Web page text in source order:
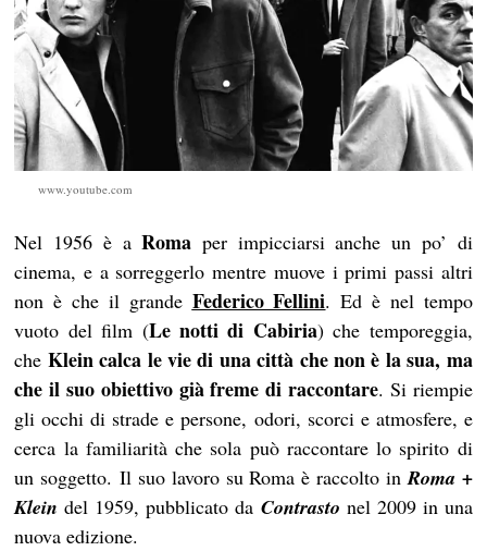
www.youtube.com
Nel 1956 è aRoma per impicciarsi anche un po’ di
cinema, e a sorreggerlo mentre muove i primi passi altri
non è che il grande Federico Fellini. Ed è nel tempo
vuoto del film (Le notti di Cabiria) che temporeggia,
che Klein calca le vie di una città che non è la sua, ma
che il suo obiettivo già freme di raccontare. Si riempie
gli occhi di strade e persone, odori, scorci e atmosfere, e
cerca la familiarità che sola può raccontare lo spirito di
un soggetto. Il suo lavoro su Roma è raccolto inRoma +
Kleindel 1959, pubblicato da Contrasto nel 2009 in una
nuova edizione.